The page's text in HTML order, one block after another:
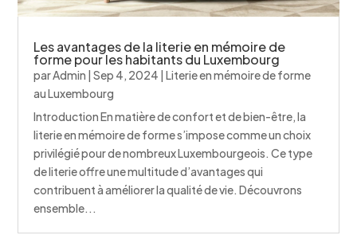
Les avantages de la literie en mémoire de
forme pour les habitants du Luxembourg
parAdmin |Sep 4, 2024 |Literie en mémoire de forme
au Luxembourg
Introduction En matière de confort et de bien-être, la
literie en mémoire de forme s’impose comme un choix
privilégié pour de nombreux Luxembourgeois. Ce type
de literie offre une multitude d’avantages qui
contribuent à améliorer la qualité de vie. Découvrons
ensemble...